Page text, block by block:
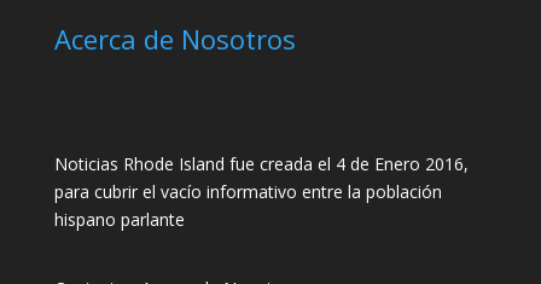
Acerca de Nosotros
Noticias Rhode Island fue creada el 4 de Enero 2016,
para cubrir el vacío informativo entre la población
hispano parlante